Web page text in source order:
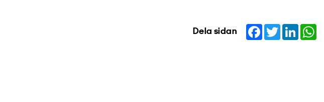
Dela sidan Facebook
TwitterLinkedIn